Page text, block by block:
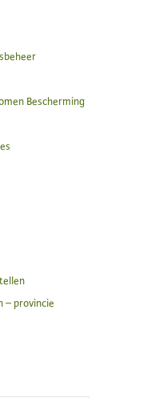
Bescherming
– provincie